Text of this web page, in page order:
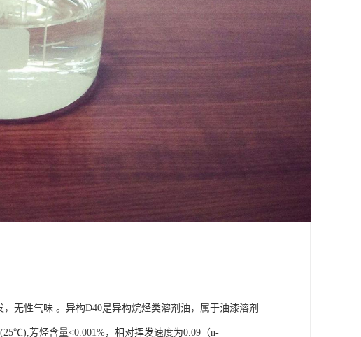
无性气味 。异构D40是异构烷烃类溶剂油，属于油漆溶剂
芳烃含量<0.001%，相对挥发速度为0.09（n-